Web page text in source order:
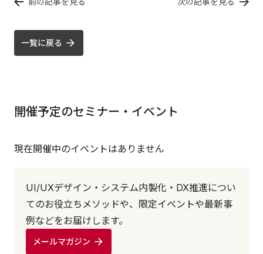
一覧に戻る
開催予定のセミナー・イベント
現在開催中のイベントはありません
UI/UXデザイン・システム内製化・DX推進につい
てのお役立ちメソッドや、限定イベントや最新事
例などをお届けします。
メールマガジン